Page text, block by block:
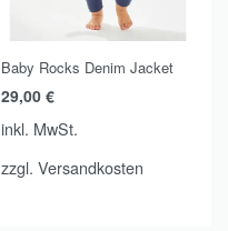
Baby Rocks Denim Jacket
29,00 €
inkl. MwSt.
zzgl. Versandkosten